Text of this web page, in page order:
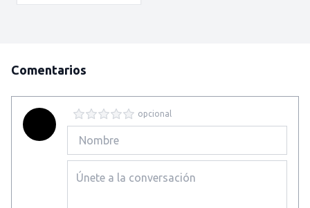
Comentarios
opcional